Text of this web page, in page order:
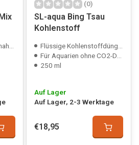
(0)
SL-aqua Bing Tsau
Kohlenstoff
Flüssige Kohlenstoffdüngung
Für Aquarien ohne CO2-Düngung
250 ml
Auf Lager
Auf Lager, 2-3 Werktage
€18,95